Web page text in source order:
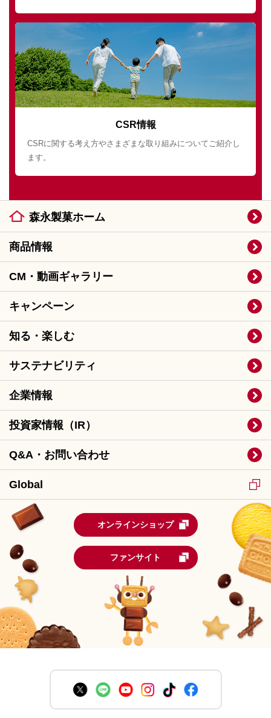
CSR情報
CSRに関する考え方やさまざまな取り組みについてご紹介し
ます。
森永製菓ホーム
商品情報
CM・動画ギャラリー
キャンペーン
知る・楽しむ
サステナビリティ
企業情報
投資家情報（IR）
Q&A・お問い合わせ
Global
オンラインショップ
ファンサイト